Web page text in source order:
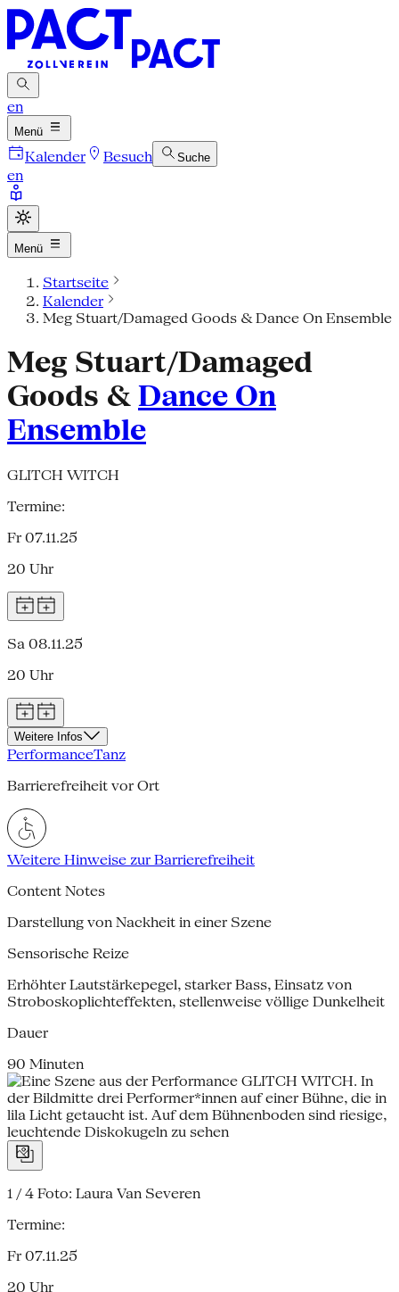
en
Menü
Kalender Besuch Suche
en
Menü
Startseite
Kalender
Meg Stuart/Damaged Goods & Dance On Ensemble
Meg Stuart/Damaged
Goods & Dance On
Ensemble
GLITCH WITCH
Termine:
Fr 07.11.25
20 Uhr
Sa 08.11.25
20 Uhr
Weitere Infos
PerformanceTanz
Barrierefreiheit vor Ort
Weitere Hinweise zur Barrierefreiheit
Content Notes
Darstellung von Nackheit in einer Szene
Sensorische Reize
Erhöhter Lautstärkepegel, starker Bass, Einsatz von
Stroboskoplichteffekten, stellenweise völlige Dunkelheit
Dauer
90 Minuten
1 / 4 Foto: Laura Van Severen
Termine:
Fr 07.11.25
20 Uhr